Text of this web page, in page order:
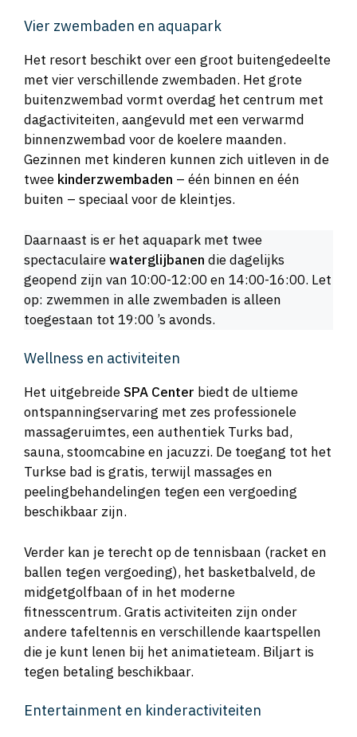
Vier zwembaden en aquapark
Het resort beschikt over een groot buitengedeelte
met vier verschillende zwembaden. Het grote
buitenzwembad vormt overdag het centrum met
dagactiviteiten, aangevuld met een verwarmd
binnenzwembad voor de koelere maanden.
Gezinnen met kinderen kunnen zich uitleven in de
twee kinderzwembaden – één binnen en één
buiten – speciaal voor de kleintjes.
Daarnaast is er het aquapark met twee
spectaculairewaterglijbanen die dagelijks
geopend zijn van 10:00-12:00 en 14:00-16:00. Let
op: zwemmen in alle zwembaden is alleen
toegestaan tot 19:00 ’s avonds.
Wellness en activiteiten
Het uitgebreideSPA Center biedt de ultieme
ontspanningservaring met zes professionele
massageruimtes, een authentiek Turks bad,
sauna, stoomcabine en jacuzzi. De toegang tot het
Turkse bad is gratis, terwijl massages en
peelingbehandelingen tegen een vergoeding
beschikbaar zijn.
Verder kan je terecht op de tennisbaan (racket en
ballen tegen vergoeding), het basketbalveld, de
midgetgolfbaan of in het moderne
fitnesscentrum. Gratis activiteiten zijn onder
andere tafeltennis en verschillende kaartspellen
die je kunt lenen bij het animatieteam. Biljart is
tegen betaling beschikbaar.
Entertainment en kinderactiviteiten